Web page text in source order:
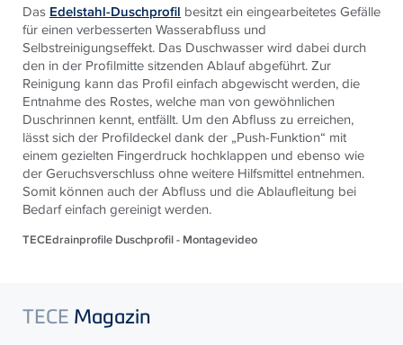
Das Edelstahl-Duschprofil besitzt ein eingearbeitetes Gefälle
für einen verbesserten Wasserabfluss und
Selbstreinigungseffekt. Das Duschwasser wird dabei durch
den in der Profilmitte sitzenden Ablauf abgeführt. Zur
Reinigung kann das Profil einfach abgewischt werden, die
Entnahme des Rostes, welche man von gewöhnlichen
Duschrinnen kennt, entfällt. Um den Abfluss zu erreichen,
lässt sich der Profildeckel dank der „Push-Funktion“ mit
einem gezielten Fingerdruck hochklappen und ebenso wie
der Geruchsverschluss ohne weitere Hilfsmittel entnehmen.
Somit können auch der Abfluss und die Ablaufleitung bei
Bedarf einfach gereinigt werden.
TECEdrainprofile Duschprofil - Montagevideo
TECE Magazin